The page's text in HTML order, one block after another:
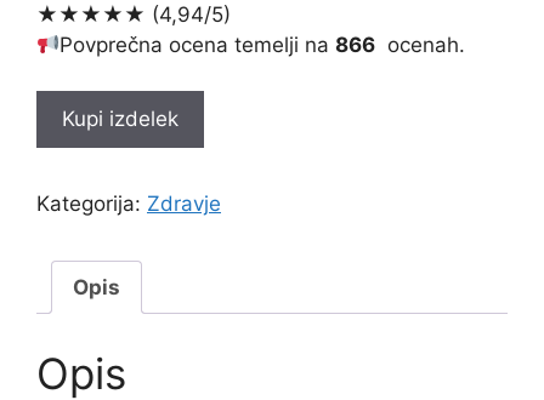
★★★★★ (4,94/5)
Povprečna ocena temelji na866 ocenah.
Kupi izdelek
Kategorija: Zdravje
Opis
Opis